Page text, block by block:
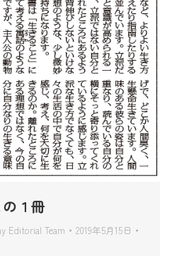
１冊
Editorial Team
2019年5月15日